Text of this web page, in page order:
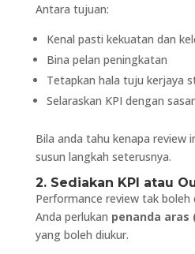
Antara tujuan:
Kenal pasti kekuatan dan
Bina pelan peningkatan
Tetapkan hala tuju kerjaya
Selaraskan KPI dengan
Bila anda tahu kenapa review
susun langkah seterusnya.
2. Sediakan KPI atau
Performance review tak boleh
Anda perlukan penanda aras
yang boleh diukur.